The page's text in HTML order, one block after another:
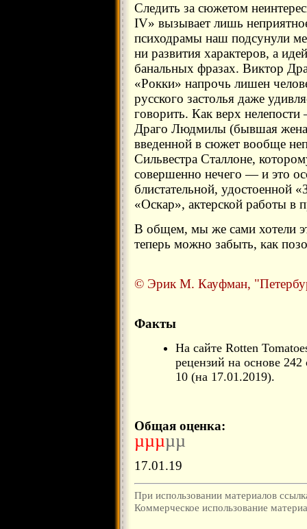
Следить за сюжетом
IV» вызывает лишь
психодрамы наш подсунули
ни развития характеров, а
банальных фразах. Виктор
«Рокки» напрочь лишен
русского застолья даже
говорить. Как верх
Драго Людмилы (бывшая жена
введенной в сюжет вообще
Сильвестра Сталлоне,
совершенно нечего — и это
блистательной, удостоенной
«Оскар», актерской работы в
В общем, мы же сами хотели
теперь можно забыть, как
© Эрик М. Кауфман,
Факты
На сайте Rotten
рецензий на основе
10 (на 17.01.2019).
Общая оценка:
µµµµµ
17.01.19
При использовании материалов
Коммерческое использование